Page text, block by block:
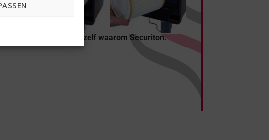
contact op en ontdek zelf waarom Securiton.